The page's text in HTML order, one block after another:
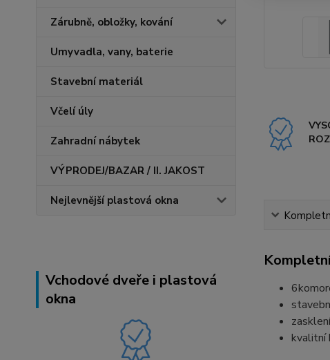
Zárubně, obložky, kování
Umyvadla, vany, baterie
Stavební materiál
Včelí úly
Zahradní nábytek
VÝPRODEJ/BAZAR / II. JAKOST
Nejlevnější plastová okna
Vchodové dveře i plastová
okna
kvalitní